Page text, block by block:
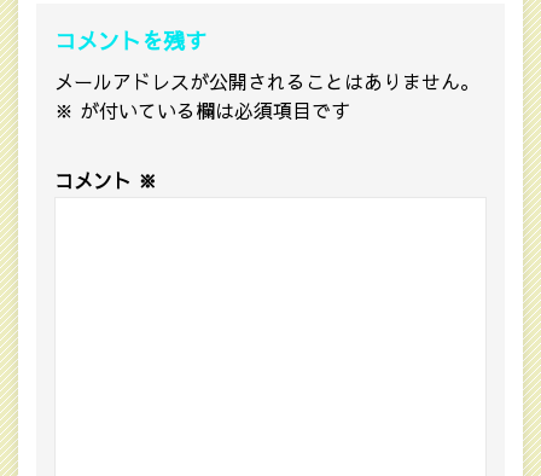
コメントを残す
メールアドレスが公開されることはありません。
※ が付いている欄は必須項目です
コメント ※